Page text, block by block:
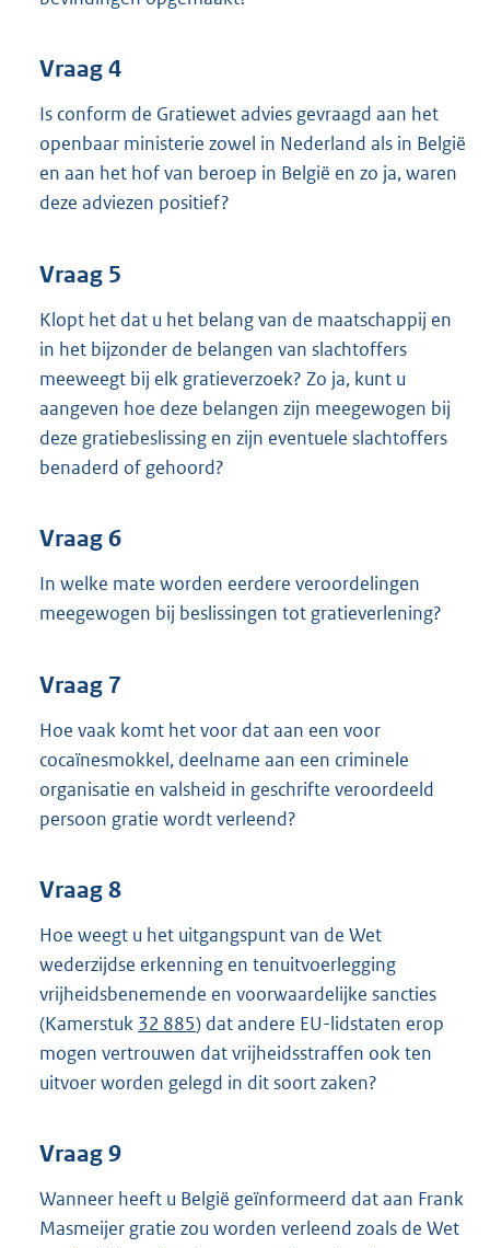
Vraag 4
Is conform de Gratiewet advies gevraagd aan het
openbaar ministerie zowel in Nederland als in België
en aan het hof van beroep in België en zo ja, waren
deze adviezen positief?
Vraag 5
Klopt het dat u het belang van de maatschappij en
in het bijzonder de belangen van slachtoffers
meeweegt bij elk gratieverzoek? Zo ja, kunt u
aangeven hoe deze belangen zijn meegewogen bij
deze gratiebeslissing en zijn eventuele slachtoffers
benaderd of gehoord?
Vraag 6
In welke mate worden eerdere veroordelingen
meegewogen bij beslissingen tot gratieverlening?
Vraag 7
Hoe vaak komt het voor dat aan een voor
cocaïnesmokkel, deelname aan een criminele
organisatie en valsheid in geschrifte veroordeeld
persoon gratie wordt verleend?
Vraag 8
Hoe weegt u het uitgangspunt van de Wet
wederzijdse erkenning en tenuitvoerlegging
vrijheidsbenemende en voorwaardelijke sancties
(Kamerstuk 32 885) dat andere EU-lidstaten erop
mogen vertrouwen dat vrijheidsstraffen ook ten
uitvoer worden gelegd in dit soort zaken?
Vraag 9
Wanneer heeft u België geïnformeerd dat aan Frank
Masmeijer gratie zou worden verleend zoals de Wet